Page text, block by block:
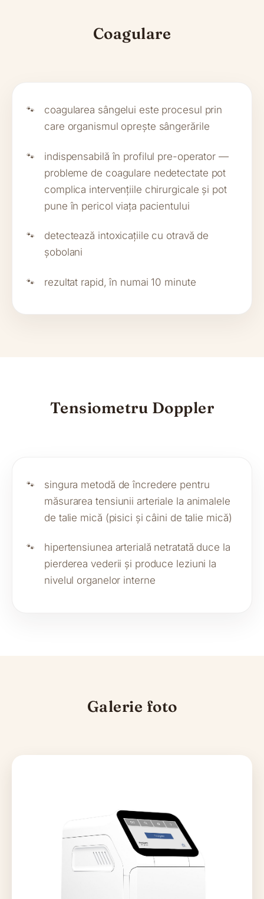
Coagulare
coagularea sângelui este procesul prin
care organismul oprește sângerările
indispensabilă în profilul pre-operator —
probleme de coagulare nedetectate pot
complica intervențiile chirurgicale și pot
pune în pericol viața pacientului
detectează intoxicațiile cu otravă de
șobolani
rezultat rapid, în numai 10 minute
Tensiometru Doppler
singura metodă de încredere pentru
măsurarea tensiunii arteriale la animalele
de talie mică (pisici și câini de talie mică)
hipertensiunea arterială netratată duce la
pierderea vederii și produce leziuni la
nivelul organelor interne
Galerie foto